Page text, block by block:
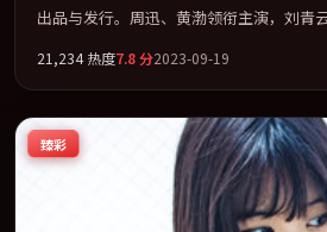
出品与发行。周迅、黄渤领衔主演，刘青
幻」类型为骨架，在叙事、表演与视听上
21 在内地院线及主流平台同步亮相，
适合喜欢强情节与人物弧光的观众完整观
21,234热度7.8分2023-09-19
臻彩